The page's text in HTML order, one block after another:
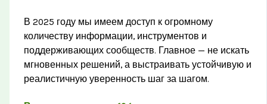
В 2025 году мы имеем доступ к огромному
количеству информации, инструментов и
поддерживающих сообществ. Главное — не искать
мгновенных решений, а выстраивать устойчивую и
реалистичную уверенность шаг за шагом.